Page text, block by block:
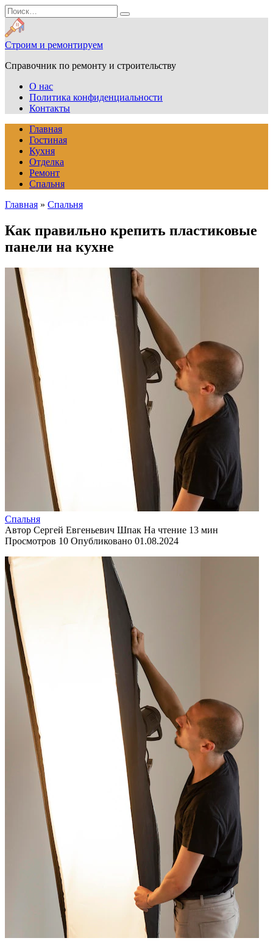
Перейти
к
содержанию
Search
for:
Строим и ремонтируем
Справочник по ремонту и строительству
О нас
Политика конфиденциальности
Контакты
Главная
Гостиная
Кухня
Отделка
Ремонт
Спальня
Главная » Спальня
Как правильно крепить пластиковые
панели на кухне
Спальня
Автор Сергей Евгеньевич Шпак На чтение 13 мин
Просмотров 10 Опубликовано 01.08.2024